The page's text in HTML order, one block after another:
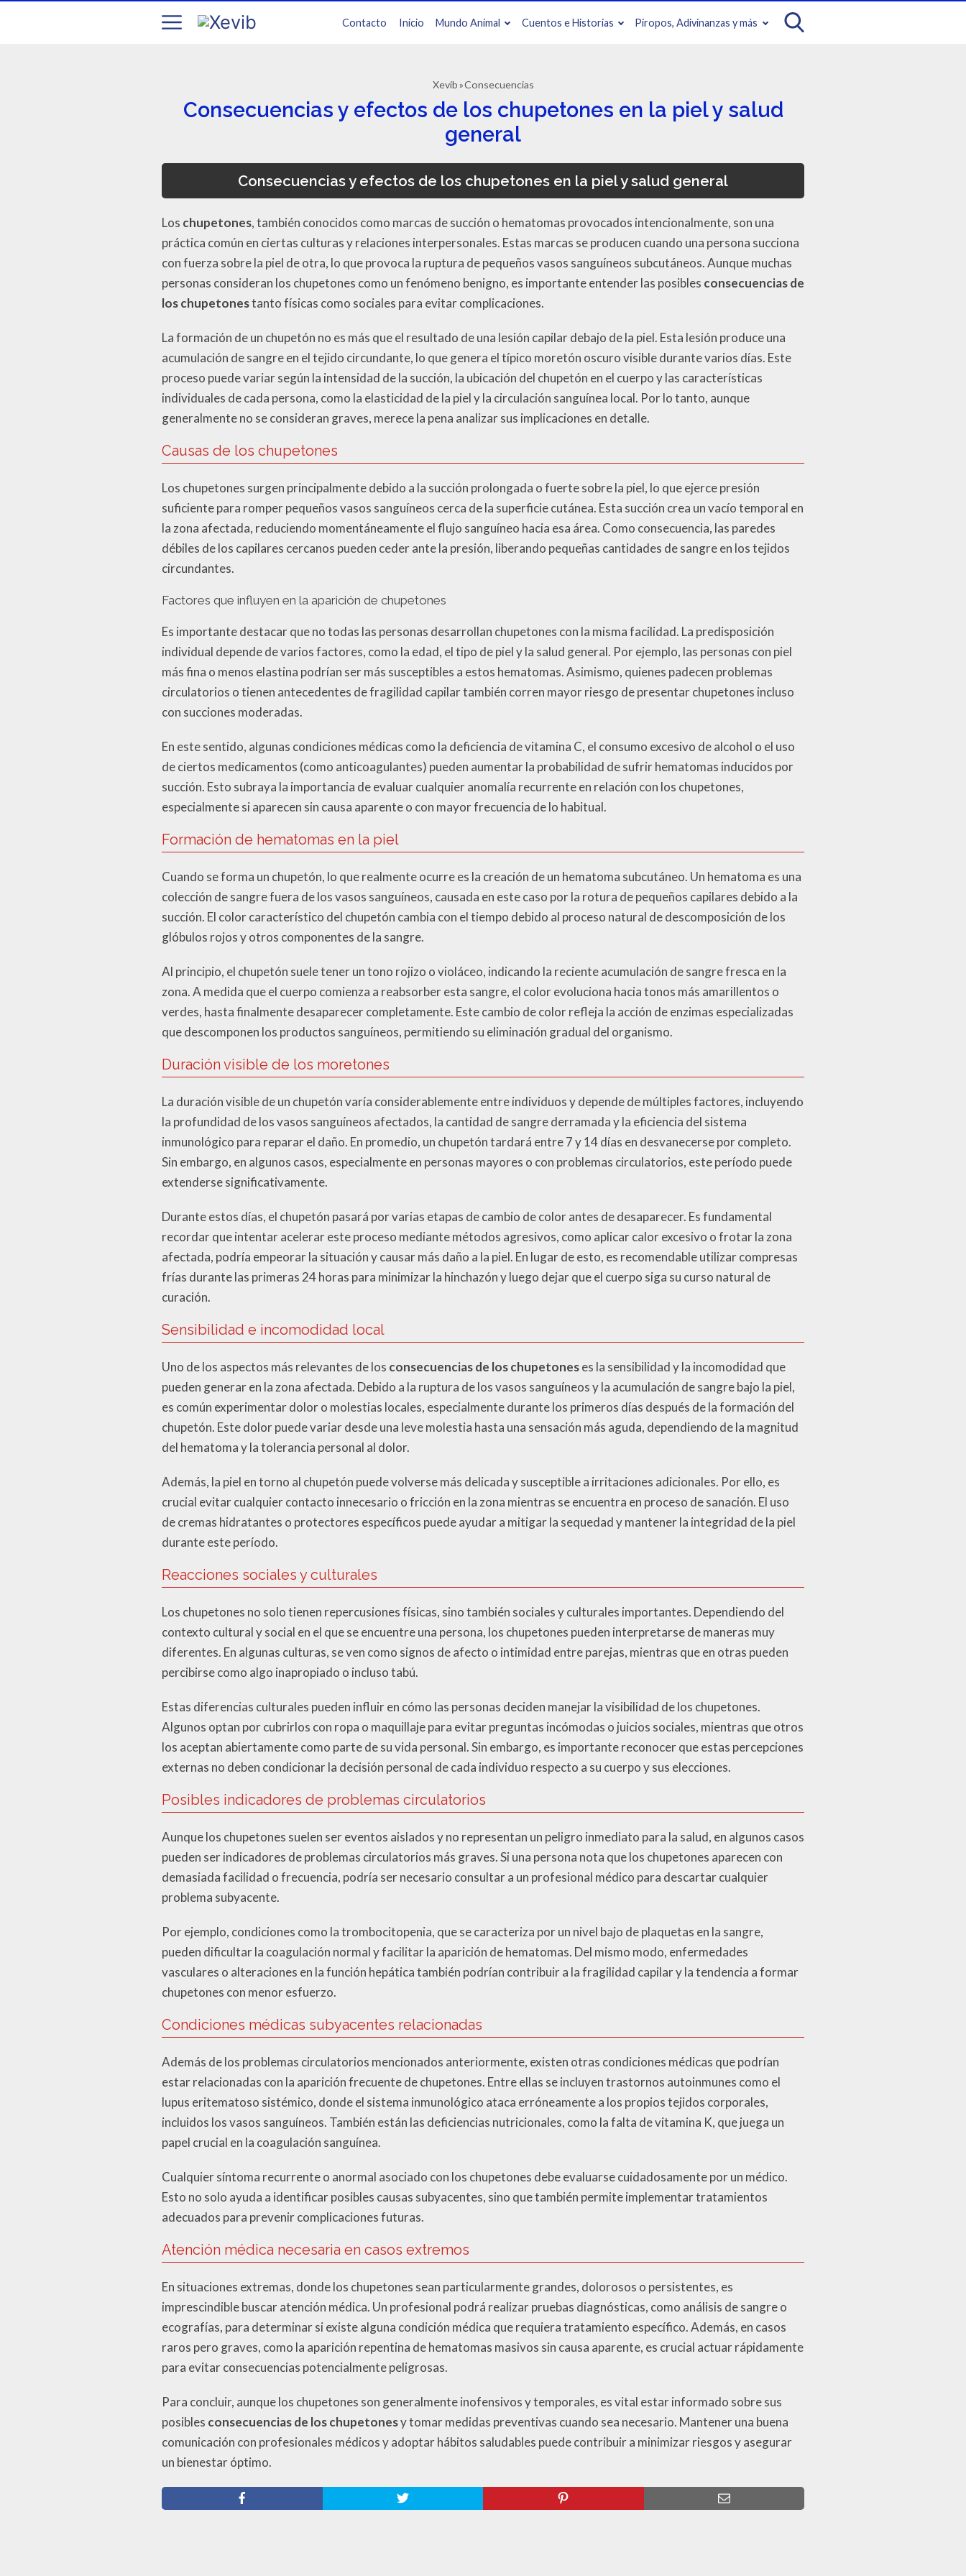
Contacto Inicio Mundo Animal Cuentos e Historias Piropos, Adivinanzas y más
Xevib Consecuencias
Consecuencias y efectos de los chupetones en la piel y salud
general
Consecuencias y efectos de los chupetones en la piel y salud general
Los chupetones, también conocidos como marcas de succión o hematomas provocados intencionalmente, son una
práctica común en ciertas culturas y relaciones interpersonales. Estas marcas se producen cuando una persona succiona
con fuerza sobre la piel de otra, lo que provoca la ruptura de pequeños vasos sanguíneos subcutáneos. Aunque muchas
personas consideran los chupetones como un fenómeno benigno, es importante entender las posibles consecuencias de
los chupetonestanto físicas como sociales para evitar complicaciones.
La formación de un chupetón no es más que el resultado de una lesión capilar debajo de la piel. Esta lesión produce una
acumulación de sangre en el tejido circundante, lo que genera el típico moretón oscuro visible durante varios días. Este
proceso puede variar según la intensidad de la succión, la ubicación del chupetón en el cuerpo y las características
individuales de cada persona, como la elasticidad de la piel y la circulación sanguínea local. Por lo tanto, aunque
generalmente no se consideran graves, merece la pena analizar sus implicaciones en detalle.
Causas de los chupetones
Los chupetones surgen principalmente debido a la succión prolongada o fuerte sobre la piel, lo que ejerce presión
suficiente para romper pequeños vasos sanguíneos cerca de la superficie cutánea. Esta succión crea un vacío temporal en
la zona afectada, reduciendo momentáneamente el flujo sanguíneo hacia esa área. Como consecuencia, las paredes
débiles de los capilares cercanos pueden ceder ante la presión, liberando pequeñas cantidades de sangre en los tejidos
circundantes.
Factores que influyen en la aparición de chupetones
Es importante destacar que no todas las personas desarrollan chupetones con la misma facilidad. La predisposición
individual depende de varios factores, como la edad, el tipo de piel y la salud general. Por ejemplo, las personas con piel
más fina o menos elastina podrían ser más susceptibles a estos hematomas. Asimismo, quienes padecen problemas
circulatorios o tienen antecedentes de fragilidad capilar también corren mayor riesgo de presentar chupetones incluso
con succiones moderadas.
En este sentido, algunas condiciones médicas como la deficiencia de vitamina C, el consumo excesivo de alcohol o el uso
de ciertos medicamentos (como anticoagulantes) pueden aumentar la probabilidad de sufrir hematomas inducidos por
succión. Esto subraya la importancia de evaluar cualquier anomalía recurrente en relación con los chupetones,
especialmente si aparecen sin causa aparente o con mayor frecuencia de lo habitual.
Formación de hematomas en la piel
Cuando se forma un chupetón, lo que realmente ocurre es la creación de un hematoma subcutáneo. Un hematoma es una
colección de sangre fuera de los vasos sanguíneos, causada en este caso por la rotura de pequeños capilares debido a la
succión. El color característico del chupetón cambia con el tiempo debido al proceso natural de descomposición de los
glóbulos rojos y otros componentes de la sangre.
Al principio, el chupetón suele tener un tono rojizo o violáceo, indicando la reciente acumulación de sangre fresca en la
zona. A medida que el cuerpo comienza a reabsorber esta sangre, el color evoluciona hacia tonos más amarillentos o
verdes, hasta finalmente desaparecer completamente. Este cambio de color refleja la acción de enzimas especializadas
que descomponen los productos sanguíneos, permitiendo su eliminación gradual del organismo.
Duración visible de los moretones
La duración visible de un chupetón varía considerablemente entre individuos y depende de múltiples factores, incluyendo
la profundidad de los vasos sanguíneos afectados, la cantidad de sangre derramada y la eficiencia del sistema
inmunológico para reparar el daño. En promedio, un chupetón tardará entre 7 y 14 días en desvanecerse por completo.
Sin embargo, en algunos casos, especialmente en personas mayores o con problemas circulatorios, este período puede
extenderse significativamente.
Durante estos días, el chupetón pasará por varias etapas de cambio de color antes de desaparecer. Es fundamental
recordar que intentar acelerar este proceso mediante métodos agresivos, como aplicar calor excesivo o frotar la zona
afectada, podría empeorar la situación y causar más daño a la piel. En lugar de esto, es recomendable utilizar compresas
frías durante las primeras 24 horas para minimizar la hinchazón y luego dejar que el cuerpo siga su curso natural de
curación.
Sensibilidad e incomodidad local
Uno de los aspectos más relevantes de los consecuencias de los chupetoneses la sensibilidad y la incomodidad que
pueden generar en la zona afectada. Debido a la ruptura de los vasos sanguíneos y la acumulación de sangre bajo la piel,
es común experimentar dolor o molestias locales, especialmente durante los primeros días después de la formación del
chupetón. Este dolor puede variar desde una leve molestia hasta una sensación más aguda, dependiendo de la magnitud
del hematoma y la tolerancia personal al dolor.
Además, la piel en torno al chupetón puede volverse más delicada y susceptible a irritaciones adicionales. Por ello, es
crucial evitar cualquier contacto innecesario o fricción en la zona mientras se encuentra en proceso de sanación. El uso
de cremas hidratantes o protectores específicos puede ayudar a mitigar la sequedad y mantener la integridad de la piel
durante este período.
Reacciones sociales y culturales
Los chupetones no solo tienen repercusiones físicas, sino también sociales y culturales importantes. Dependiendo del
contexto cultural y social en el que se encuentre una persona, los chupetones pueden interpretarse de maneras muy
diferentes. En algunas culturas, se ven como signos de afecto o intimidad entre parejas, mientras que en otras pueden
percibirse como algo inapropiado o incluso tabú.
Estas diferencias culturales pueden influir en cómo las personas deciden manejar la visibilidad de los chupetones.
Algunos optan por cubrirlos con ropa o maquillaje para evitar preguntas incómodas o juicios sociales, mientras que otros
los aceptan abiertamente como parte de su vida personal. Sin embargo, es importante reconocer que estas percepciones
externas no deben condicionar la decisión personal de cada individuo respecto a su cuerpo y sus elecciones.
Posibles indicadores de problemas circulatorios
Aunque los chupetones suelen ser eventos aislados y no representan un peligro inmediato para la salud, en algunos casos
pueden ser indicadores de problemas circulatorios más graves. Si una persona nota que los chupetones aparecen con
demasiada facilidad o frecuencia, podría ser necesario consultar a un profesional médico para descartar cualquier
problema subyacente.
Por ejemplo, condiciones como la trombocitopenia, que se caracteriza por un nivel bajo de plaquetas en la sangre,
pueden dificultar la coagulación normal y facilitar la aparición de hematomas. Del mismo modo, enfermedades
vasculares o alteraciones en la función hepática también podrían contribuir a la fragilidad capilar y la tendencia a formar
chupetones con menor esfuerzo.
Condiciones médicas subyacentes relacionadas
Además de los problemas circulatorios mencionados anteriormente, existen otras condiciones médicas que podrían
estar relacionadas con la aparición frecuente de chupetones. Entre ellas se incluyen trastornos autoinmunes como el
lupus eritematoso sistémico, donde el sistema inmunológico ataca erróneamente a los propios tejidos corporales,
incluidos los vasos sanguíneos. También están las deficiencias nutricionales, como la falta de vitamina K, que juega un
papel crucial en la coagulación sanguínea.
Cualquier síntoma recurrente o anormal asociado con los chupetones debe evaluarse cuidadosamente por un médico.
Esto no solo ayuda a identificar posibles causas subyacentes, sino que también permite implementar tratamientos
adecuados para prevenir complicaciones futuras.
Atención médica necesaria en casos extremos
En situaciones extremas, donde los chupetones sean particularmente grandes, dolorosos o persistentes, es
imprescindible buscar atención médica. Un profesional podrá realizar pruebas diagnósticas, como análisis de sangre o
ecografías, para determinar si existe alguna condición médica que requiera tratamiento específico. Además, en casos
raros pero graves, como la aparición repentina de hematomas masivos sin causa aparente, es crucial actuar rápidamente
para evitar consecuencias potencialmente peligrosas.
Para concluir, aunque los chupetones son generalmente inofensivos y temporales, es vital estar informado sobre sus
posibles consecuencias de los chupetonesy tomar medidas preventivas cuando sea necesario. Mantener una buena
comunicación con profesionales médicos y adoptar hábitos saludables puede contribuir a minimizar riesgos y asegurar
un bienestar óptimo.